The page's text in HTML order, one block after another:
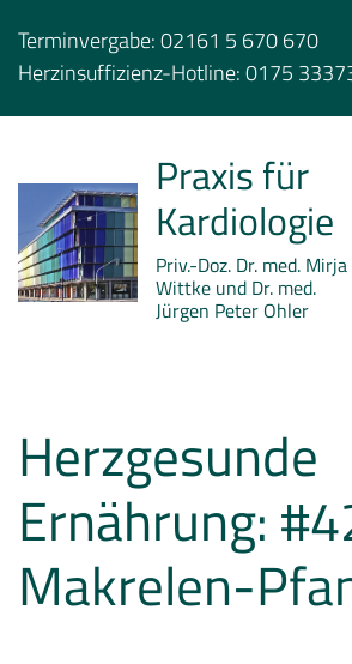
Terminvergabe:02161 5 670 670
Herzinsuffizienz-Hotline:0175
Praxis für
Kardiologie
Priv.-Doz. Dr. med.
Wittke und Dr. med.
Jürgen Peter Ohler
Herzgesunde
Ernährung:
Makrelen-